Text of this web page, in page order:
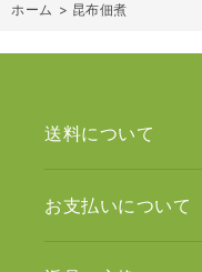
ホーム > 昆布佃煮
送料について
お支払いについて